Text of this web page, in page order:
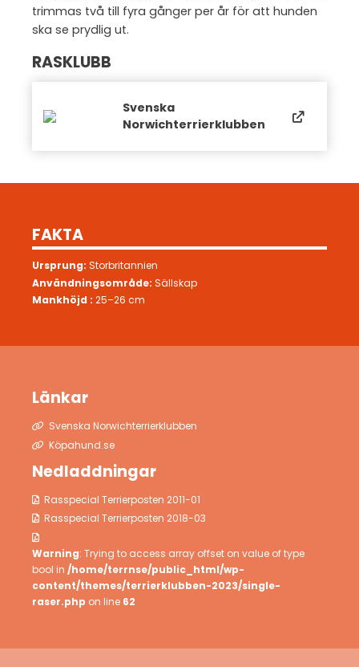
trimmas två till fyra gånger per år för att hunden
ska se prydlig ut.
RASKLUBB
Svenska
Norwichterrierklubben
FAKTA
Ursprung: Storbritannien
Användningsområde: Sällskap
Mankhöjd : 25–26 cm
Länkar
Svenska Norwichterrierklubben
Köpahund.se
Nedladdningar
Rasspecial Terrierposten 2011-01
Rasspecial Terrierposten 2018-03
Warning: Trying to access array offset on value of type
bool in /home/terrnse/public_html/wp-
content/themes/terrierklubben-2023/single-
raser.php on line 62